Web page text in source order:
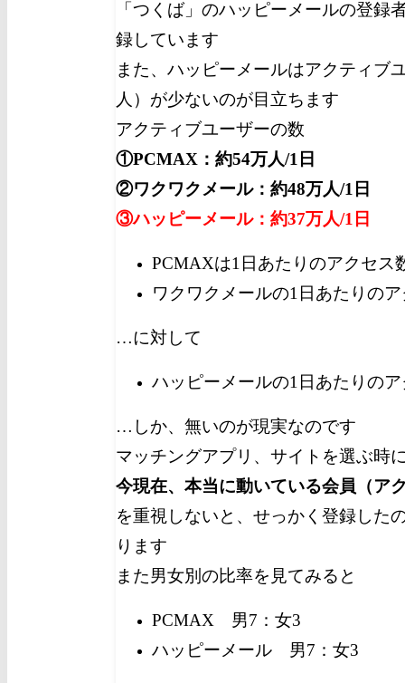
「つくば」のハッピーメールの登録
録しています
また、ハッピーメールはアクティブ
人）が少ないのが目立ちます
アクティブユーザーの数
①PCMAX：約54万人/1日
②ワクワクメール：約48万人/1日
③ハッピーメール：約37万人/1日
PCMAXは1日あたりのアクセス
ワクワクメールの1日あたりの
…に対して
ハッピーメールの1日あたりの
…しか、無いのが現実なのです
マッチングアプリ、サイトを選ぶ時
今現在、本当に動いている会員（ア
を重視しないと、せっかく登録した
ります
また男女別の比率を見てみると
PCMAX 男7：女3
ハッピーメール 男7：女3